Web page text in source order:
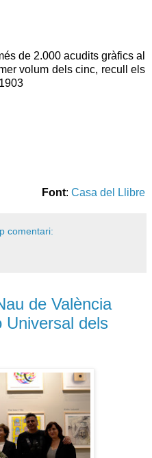
de 2.000 acudits gràfics al
volum dels cinc, recull els
Font: Casa del Llibre
comentari:
de València
Universal dels